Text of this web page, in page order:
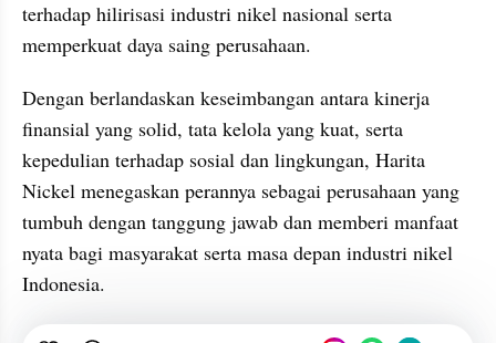
terhadap hilirisasi industri nikel nasional serta
memperkuat daya saing perusahaan.
Dengan berlandaskan keseimbangan antara kinerja
finansial yang solid, tata kelola yang kuat, serta
kepedulian terhadap sosial dan lingkungan, Harita
Nickel menegaskan perannya sebagai perusahaan yang
tumbuh dengan tanggung jawab dan memberi manfaat
nyata bagi masyarakat serta masa depan industri nikel
Indonesia.